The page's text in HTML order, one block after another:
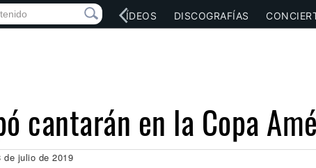
SOCIAL MÚSICA VÍDEOS DISCOGRAFÍAS
cantarán en la Copa
de julio de 2019